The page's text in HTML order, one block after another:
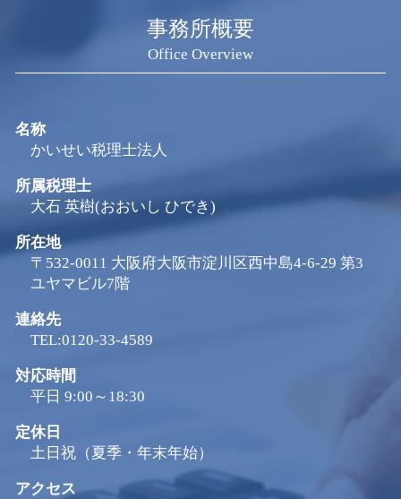
事務所概要
Office Overview
名称
かいせい税理士法人
所属税理士
大石 英樹(おおいし ひでき)
所在地
〒532-0011 大阪府大阪市淀川区西中島4-6-29 第3
ユヤマビル7階
連絡先
TEL:0120-33-4589
対応時間
平日 9:00～18:30
定休日
土日祝（夏季・年末年始）
アクセス